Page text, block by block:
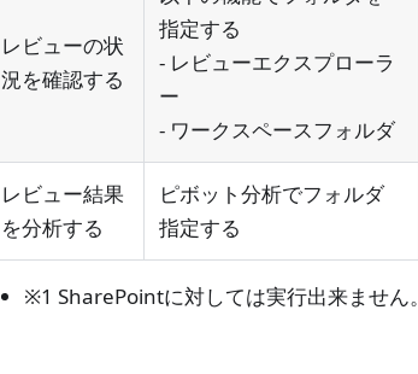
レビューの状
況を確認する
指定する
- レビューエクスプローラ
ー
- ワークスペースフォルダ
レビュー結果
を分析する
ピボット分析でフォルダ
指定する
※1 SharePointに対しては実行出来ません。